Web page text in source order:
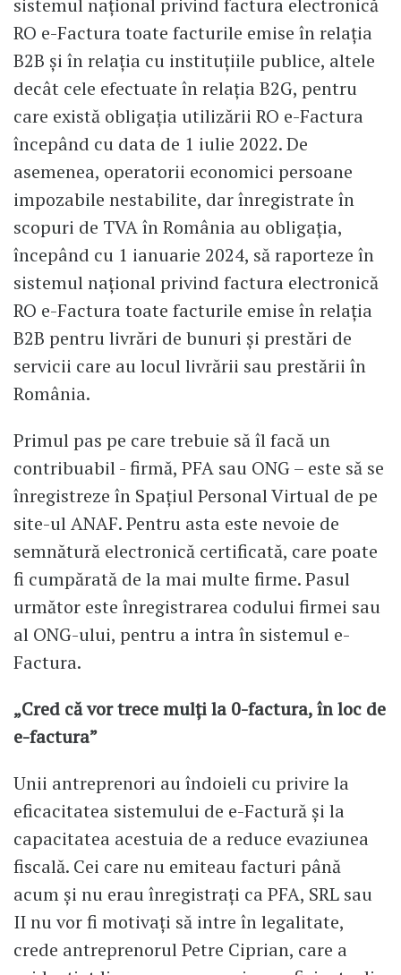
sistemul național privind factura electronică
RO e-Factura toate facturile emise în relația
B2B și în relația cu instituțiile publice, altele
decât cele efectuate în relația B2G, pentru
care există obligația utilizării RO e-Factura
începând cu data de 1 iulie 2022. De
asemenea, operatorii economici persoane
impozabile nestabilite, dar înregistrate în
scopuri de TVA în România au obligația,
începând cu 1 ianuarie 2024, să raporteze în
sistemul național privind factura electronică
RO e-Factura toate facturile emise în relația
B2B pentru livrări de bunuri și prestări de
servicii care au locul livrării sau prestării în
România.
Primul pas pe care trebuie să îl facă un
contribuabil - firmă, PFA sau ONG – este să se
înregistreze în Spațiul Personal Virtual de pe
site-ul ANAF. Pentru asta este nevoie de
semnătură electronică certificată, care poate
fi cumpărată de la mai multe firme. Pasul
următor este înregistrarea codului firmei sau
al ONG-ului, pentru a intra în sistemul e-
Factura.
„Cred că vor trece mulți la 0-factura, în loc de
e-factura”
Unii antreprenori au îndoieli cu privire la
eficacitatea sistemului de e-Factură și la
capacitatea acestuia de a reduce evaziunea
fiscală. Cei care nu emiteau facturi până
acum și nu erau înregistrați ca PFA, SRL sau
II nu vor fi motivați să intre în legalitate,
crede antreprenorul Petre Ciprian, care a